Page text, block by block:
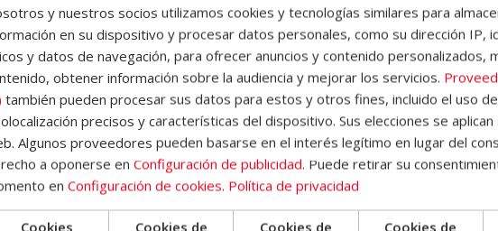
Certificación Experto En
Creación De Material
Didáctico Online – Diploma
Autentificado Por Notario
Europeo –
1.920,00€El
precio
era:
480,00€El
precio
es:
Máster En Inteligencia
Artificial Aplicada En La
Educación Y La Docencia –
Diploma Autentificado
Notario Europeo –
2.380,00€El
era:
595,00€El
es:
y nuestros socios utilizamos cookies y tecnologías similares para
en su dispositivo y procesar datos personales, como su dirección IP,
y datos de navegación, para ofrecer anuncios y contenido personalizados,
obtener información sobre la audiencia y mejorar los servicios.
también pueden procesar sus datos para estos y otros fines, incluido el uso
precisos y características del dispositivo. Sus elecciones se
Algunos proveedores pueden basarse en el interés legítimo en lugar del
a oponerse en Configuración de publicidad. Puede retirar su
en Configuración de cookies. Política de privacidad
Cookies
Cookies de
Cookies de
Cookies de